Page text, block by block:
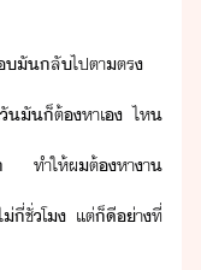
​ลั​ไป​ตาตร​
​ั​็​ต้หา​เ​ ​ไห​
​ ​ทำให้​ผ​ต้หา​า​
​ี่​ชั่โ​ ​แต่​็ี​่าที่​